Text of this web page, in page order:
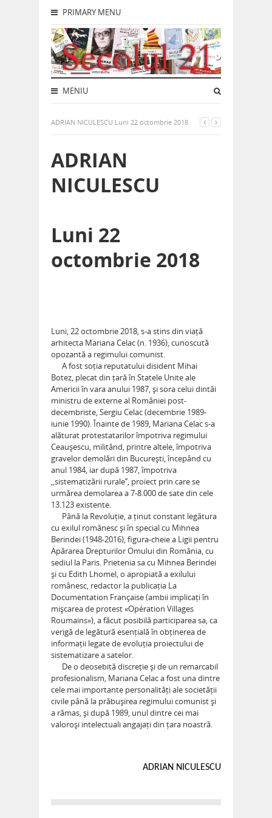
PRIMARY MENU
MENIU
ADRIAN NICULESCU Luni 22 octombrie 2018
ADRIAN
NICULESCU
Luni 22
octombrie 2018
Luni, 22 octombrie 2018, s-a stins din viață
arhitecta Mariana Celac (n. 1936), cunoscută
opozantă a regimului comunist.
A fost soția reputatului disident Mihai
Botez, plecat din țară în Statele Unite ale
Americii în vara anului 1987, și sora celui dintâi
ministru de externe al României post-
decembriste, Sergiu Celac (decembrie 1989-
iunie 1990). Înainte de 1989, Mariana Celac s-a
alăturat protestatarilor împotriva regimului
Ceaușescu, militând, printre altele, împotriva
gravelor demolări din București, începând cu
anul 1984, iar după 1987, împotriva
,,sistematizării rurale’’, proiect prin care se
urmărea demolarea a 7-8.000 de sate din cele
13.123 existente.
Până la Revoluție, a ținut constant legătura
cu exilul românesc și în special cu Mihnea
Berindei (1948-2016), figura-cheie a Ligii pentru
Apărarea Drepturilor Omului din România, cu
sediul la Paris. Prietenia sa cu Mihnea Berindei
și cu Edith Lhomel, o apropiată a exilului
românesc, redactor la publicația La
Documentation Française (ambii implicați în
mișcarea de protest «Opération Villages
Roumains»), a făcut posibilă participarea sa, ca
verigă de legătură esențială în obținerea de
informații legate de evoluția proiectului de
sistematizare a satelor.
De o deosebită discreție și de un remarcabil
profesionalism, Mariana Celac a fost una dintre
cele mai importante personalități ale societății
civile până la prăbușirea regimului comunist și
a rămas, și după 1989, unul dintre cei mai
valoroși intelectuali angajați din țara noastră.
ADRIAN NICULESCU